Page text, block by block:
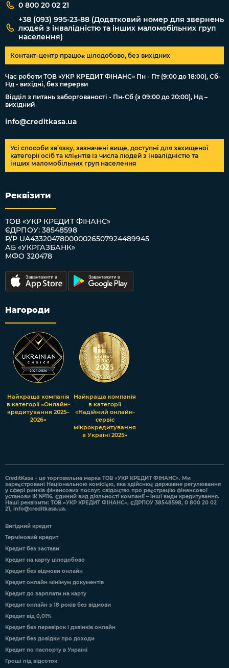
0 800 20 02 21
+38 (093) 995-23-88 (Додатковий номер для звернень
людей з інвалідністю та інших маломобільних груп
населення)
Контакт-центр працює цілодобово, без вихідних
Час роботи ТОВ «УКР КРЕДИТ ФІНАНС» Пн - Пт (9:00 до 18:00), Сб-
Нд - вихідні, без перерви
Відділ з питань заборгованості - Пн-Сб (з 09:00 до 20:00), Нд –
вихідний
info@creditkasa.ua
Усі способи зв’язку, зазначені вище, доступні для захищеної
категорії осіб та клієнтів із числа людей з інвалідністю та
інших маломобільних груп населення
Реквізити
ТОВ «УКР КРЕДИТ ФІНАНС»
ЄДРПОУ: 38548598
Р/Р UA433204780000026507924489945
АБ «УКРГАЗБАНК»
МФО 320478
Нагороди
Найкраща компанія
в категорії «Онлайн-
кредитування 2025–
2026»
Найкраща компанія
в категорії
«Надійний онлайн-
сервіс
мікрокредитування
в Україні 2025»
CreditKasa – це торговельна марка ТОВ «УКР КРЕДИТ ФІНАНС». Ми
зареєстровані Національною комісією, яка здійснює державне регулювання
у сфері ринків фінансових послуг, свідоцтво про реєстрацію фінансової
установи ІК №116. Єдиний вид діяльності компанії – інші види кредитування.
Наші реквізити: ТОВ «УКР КРЕДИТ ФІНАНС», ЄДРПОУ 38548598, 0 800 20 02
21, info@creditkasa.ua.
Вигідний кредит
Терміновий кредит
Кредит без застави
Кредит на карту цілодобово
Кредит без відмови онлайн
Кредит онлайн мінімум документів
Кредит до зарплати на карту
Кредит онлайн з 18 років без відмови
Кредит від 0,01%
Кредит без перевірок і дзвінків онлайн
Кредит без довідки про доходи
Кредит по паспорту в Україні
Гроші під відсоток